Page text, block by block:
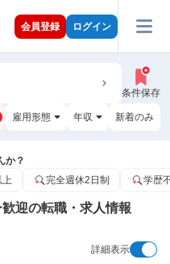
会員登録 ログイン
条件保存
雇用形態 年収 新着のみ
か？
上 完全週休2日制 学歴
迎の転職・求人情報
詳細表示